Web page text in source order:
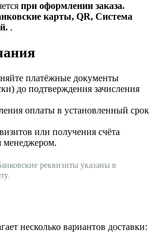
при оформлении заказа.
карты, QR, Система
.
платёжные документы
до подтверждения зачисления
оплаты в установленный срок
или получения счёта
менеджером.
реквизиты указаны в
несколько вариантов доставки: